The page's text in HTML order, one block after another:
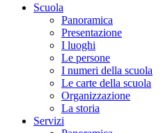
Scuola
Panoramica
Presentazione
I luoghi
Le persone
I numeri della scuola
Le carte della scuola
Organizzazione
La storia
Servizi